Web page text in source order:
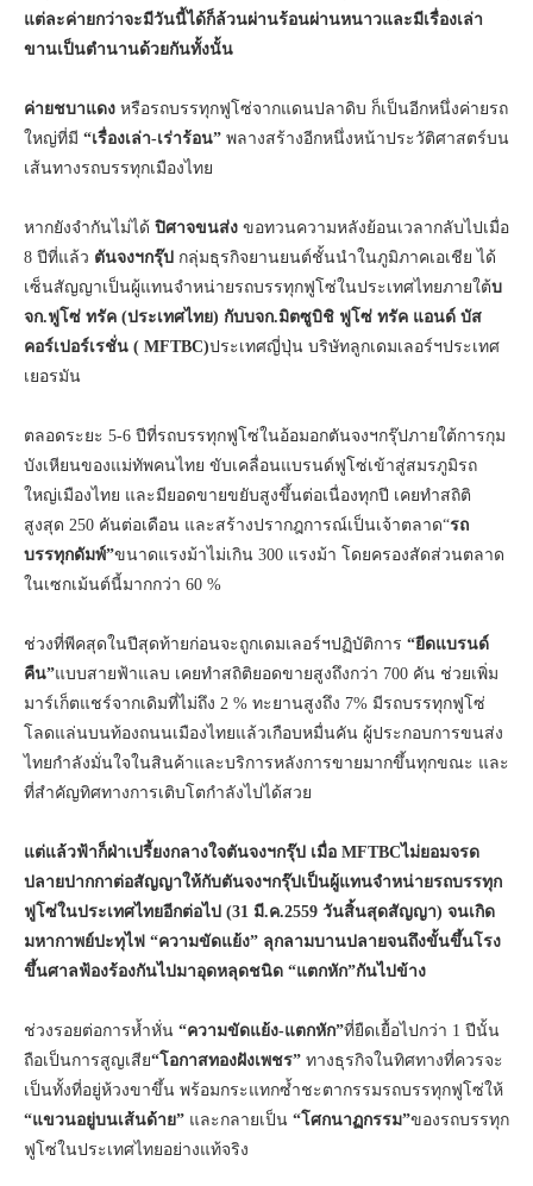
แต่ละค่ายกว่าจะมีวันนี้ได้ก็ล้วนผ่านร้อนผ่านหนาวและมีเรื่องเล่า
ขานเป็นตำนานด้วยกันทั้งนั้น
ค่ายชบาแดง หรือรถบรรทุกฟูโซ่จากแดนปลาดิบ ก็เป็นอีกหนึ่งค่ายรถ
ใหญ่ที่มี “เรื่องเล่า-เร่าร้อน” พลางสร้างอีกหนึ่งหน้าประวัติศาสตร์บน
เส้นทางรถบรรทุกเมืองไทย
หากยังจำกันไม่ได้ ปิศาจขนส่ง ขอทวนความหลังย้อนเวลากลับไปเมื่อ
8 ปีที่แล้ว ตันจงฯกรุ๊ป กลุ่มธุรกิจยานยนต์ชั้นนำในภูมิภาคเอเชีย ได้
เซ็นสัญญาเป็นผู้แทนจำหน่ายรถบรรทุกฟูโซ่ในประเทศไทยภายใต้บ
จก.ฟูโซ่ ทรัค (ประเทศไทย) กับบจก.มิตซูบิชิ ฟูโซ่ ทรัค แอนด์ บัส
คอร์เปอร์เรชั่น ( MFTBC)ประเทศญี่ปุ่น บริษัทลูกเดมเลอร์ฯประเทศ
เยอรมัน
ตลอดระยะ 5-6 ปีที่รถบรรทุกฟูโซ่ในอ้อมอกตันจงฯกรุ๊ปภายใต้การกุม
บังเหียนของแม่ทัพคนไทย ขับเคลื่อนแบรนด์ฟูโซ่เข้าสู่สมรภูมิรถ
ใหญ่เมืองไทย และมียอดขายขยับสูงขึ้นต่อเนื่องทุกปี เคยทำสถิติ
สูงสุด 250 คันต่อเดือน และสร้างปรากฎการณ์เป็นเจ้าตลาด“รถ
บรรทุกดัมพ์”ขนาดแรงม้าไม่เกิน 300 แรงม้า โดยครองสัดส่วนตลาด
ในเซกเม้นต์นี้มากกว่า 60 %
ช่วงที่พีคสุดในปีสุดท้ายก่อนจะถูกเดมเลอร์ฯปฏิบัติการ “ยีดแบรนด์
คืน”แบบสายฟ้าแลบ เคยทำสถิติยอดขายสูงถึงกว่า 700 คัน ช่วยเพิ่ม
มาร์เก็ตแชร์จากเดิมที่ไม่ถึง 2 % ทะยานสูงถึง 7% มีรถบรรทุกฟูโซ่
โลดแล่นบนท้องถนนเมืองไทยแล้วเกือบหมื่นคัน ผู้ประกอบการขนส่ง
ไทยกำลังมั่นใจในสินค้าและบริการหลังการขายมากขึ้นทุกขณะ และ
ที่สำคัญทิศทางการเติบโตกำลังไปได้สวย
แต่แล้วฟ้าก็ฝ่าเปรี้ยงกลางใจตันจงฯกรุ๊ป เมื่อ MFTBCไม่ยอมจรด
ปลายปากกาต่อสัญญาให้กับตันจงฯกรุ๊ปเป็นผู้แทนจำหน่ายรถบรรทุก
ฟูโซ่ในประเทศไทยอีกต่อไป (31 มี.ค.2559 วันสิ้นสุดสัญญา) จนเกิด
มหากาพย์ปะทุไฟ “ความขัดแย้ง” ลุกลามบานปลายจนถึงขั้นขึ้นโรง
ขึ้นศาลฟ้องร้องกันไปมาอุดหลุดชนิด “แตกหัก”กันไปข้าง
ช่วงรอยต่อการห้ำหั่น “ความขัดแย้ง-แตกหัก”ที่ยืดเยื้อไปกว่า 1 ปีนั้น
ถือเป็นการสูญเสีย“โอกาสทองฝังเพชร” ทางธุรกิจในทิศทางที่ควรจะ
เป็นทั้งที่อยู่ห้วงขาขึ้น พร้อมกระแทกซ้ำชะตากรรมรถบรรทุกฟูโซ่ให้
“แขวนอยู่บนเส้นด้าย” และกลายเป็น “โศกนาฏกรรม”ของรถบรรทุก
ฟูโซ่ในประเทศไทยอย่างแท้จริง